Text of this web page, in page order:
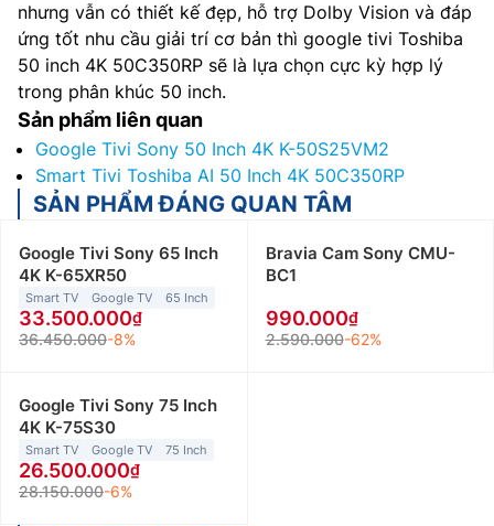
nhưng vẫn có thiết kế đẹp, hỗ trợ Dolby Vision và đáp
ứng tốt nhu cầu giải trí cơ bản thì google tivi Toshiba
50 inch 4K 50C350RP sẽ là lựa chọn cực kỳ hợp lý
trong phân khúc 50 inch.
Sản phẩm liên quan
Google Tivi Sony 50 Inch 4K K-50S25VM2
Smart Tivi Toshiba AI 50 Inch 4K 50C350RP
SẢN PHẨM ĐÁNG QUAN TÂM
Google Tivi Sony 65 Inch
4K K-65XR50
Smart TV Google TV 65 Inch
33.500.000
36.450.000-8%
Bravia Cam Sony CMU-
BC1
990.000
2.590.000-62%
Google Tivi Sony 75 Inch
4K K-75S30
Smart TV Google TV 75 Inch
26.500.000
28.150.000-6%